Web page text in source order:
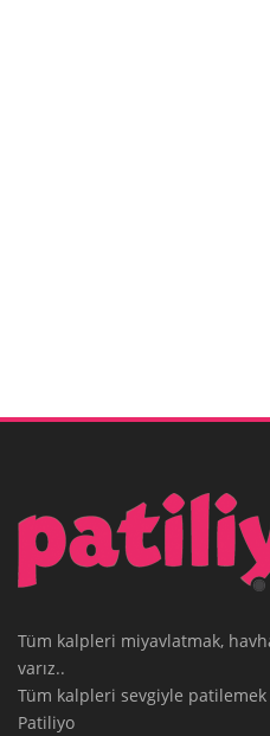
Tüm kalpleri miyavlatmak,
varız..
Tüm kalpleri sevgiyle
Patiliyo